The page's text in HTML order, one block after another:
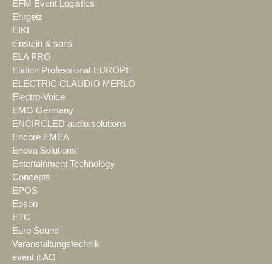
EFM Event Logistics
Ehrgeiz
EIKI
einstein & sons
ELA PRO
Elation Professional EUROPE
ELECTRIC CLAUDIO MERLO
Electro-Voice
EMG Germany
ENCIRCLED audio.solutions
Encore EMEA
Enova Solutions
Entertainment Technology
Concepts
EPOS
Epson
ETC
Euro Sound
Veranstaltungstechnik
event it AG